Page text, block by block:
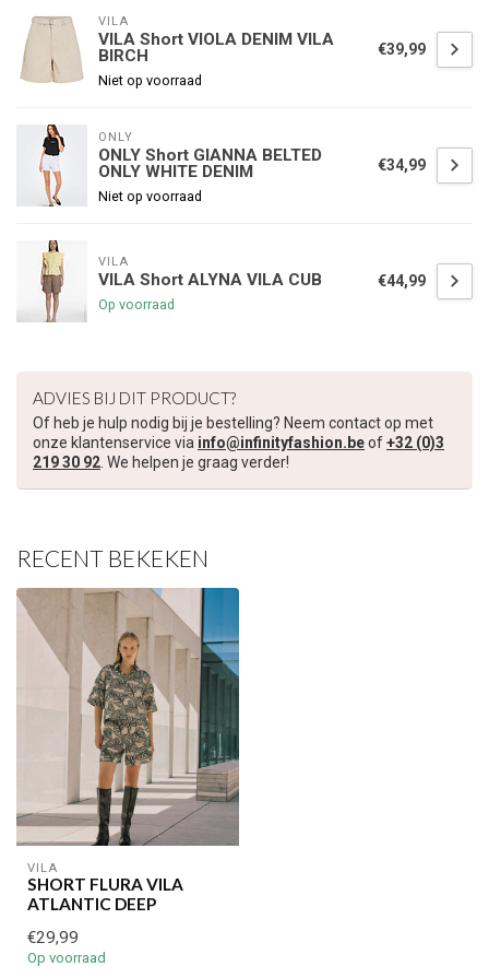
VILA
VILA Short VIOLA DENIM VILA
BIRCH
Niet op voorraad
€39,99
ONLY
ONLY Short GIANNA BELTED
ONLY WHITE DENIM
Niet op voorraad
€34,99
VILA
VILA Short ALYNA VILA CUB
Op voorraad
€44,99
ADVIES BIJ DIT PRODUCT?
Of heb je hulp nodig bij je bestelling? Neem contact op met
onze klantenservice via info@infinityfashion.beof+32 (0)3
219 30 92. We helpen je graag verder!
RECENT BEKEKEN
VILA
SHORT FLURA VILA
ATLANTIC DEEP
€29,99
Op voorraad
€5,00 korting op je volgende bestelling
Schrijf je in voor onze nieuwsbrief om op de hoogte te blijven
over onze nieuwe collectie, en ontvang
volgende aankoop! 😀
Je korting is geldig bij een minimale bestelwaarde van €45,00